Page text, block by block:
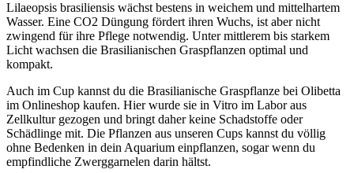
Lilaeopsis brasiliensis wächst bestens in weichem und mittelhartem
Wasser. Eine CO2 Düngung fördert ihren Wuchs, ist aber nicht
zwingend für ihre Pflege notwendig. Unter mittlerem bis starkem
Licht wachsen die Brasilianischen Graspflanzen optimal und
kompakt.
Auch im Cup kannst du die Brasilianische Graspflanze bei Olibetta
im Onlineshop kaufen. Hier wurde sie in Vitro im Labor aus
Zellkultur gezogen und bringt daher keine Schadstoffe oder
Schädlinge mit. Die Pflanzen aus unseren Cups kannst du völlig
ohne Bedenken in dein Aquarium einpflanzen, sogar wenn du
empfindliche Zwerggarnelen darin hältst.